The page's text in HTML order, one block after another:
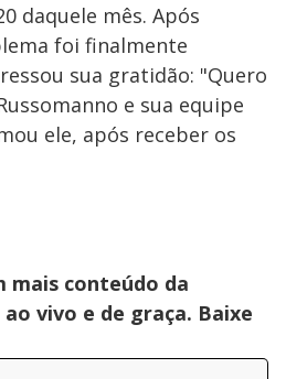
daquele mês. Após
foi finalmente
sua gratidão: "Quero
e sua equipe
ele, após receber os
mais conteúdo da
ao vivo e de graça. Baixe